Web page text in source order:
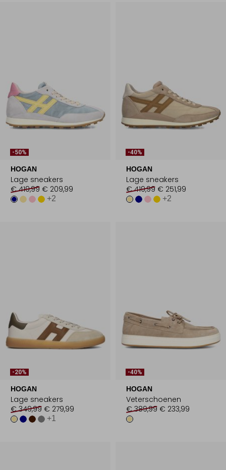
-50%
HOGAN
Lage sneakers
€ 419,99 € 209,99
+2
-40%
HOGAN
Lage sneakers
€ 419,99 € 251,99
+2
-20%
HOGAN
Lage sneakers
€ 349,99 € 279,99
+1
-40%
HOGAN
Veterschoenen
€ 389,99 € 233,99